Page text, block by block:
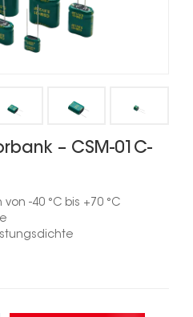
– CSM-01C-
-40 °C bis +70 °C